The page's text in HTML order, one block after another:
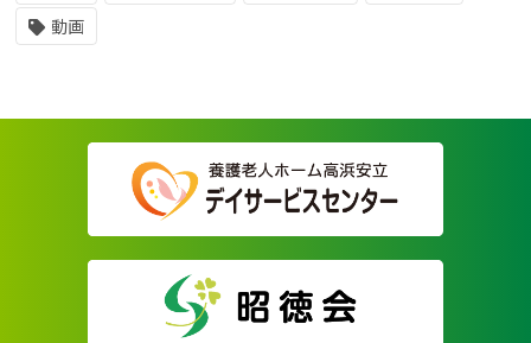
動画